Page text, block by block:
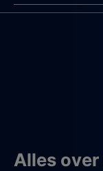
Alles